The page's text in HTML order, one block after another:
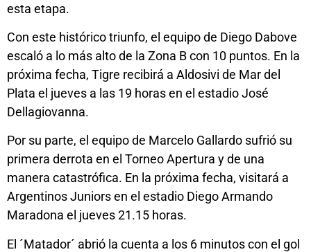
esta etapa.
Con este histórico triunfo, el equipo de Diego Dabove
escaló a lo más alto de la Zona B con 10 puntos. En la
próxima fecha, Tigre recibirá a Aldosivi de Mar del
Plata el jueves a las 19 horas en el estadio José
Dellagiovanna.
Por su parte, el equipo de Marcelo Gallardo sufrió su
primera derrota en el Torneo Apertura y de una
manera catastrófica. En la próxima fecha, visitará a
Argentinos Juniors en el estadio Diego Armando
Maradona el jueves 21.15 horas.
El ´Matador´ abrió la cuenta a los 6 minutos con el gol